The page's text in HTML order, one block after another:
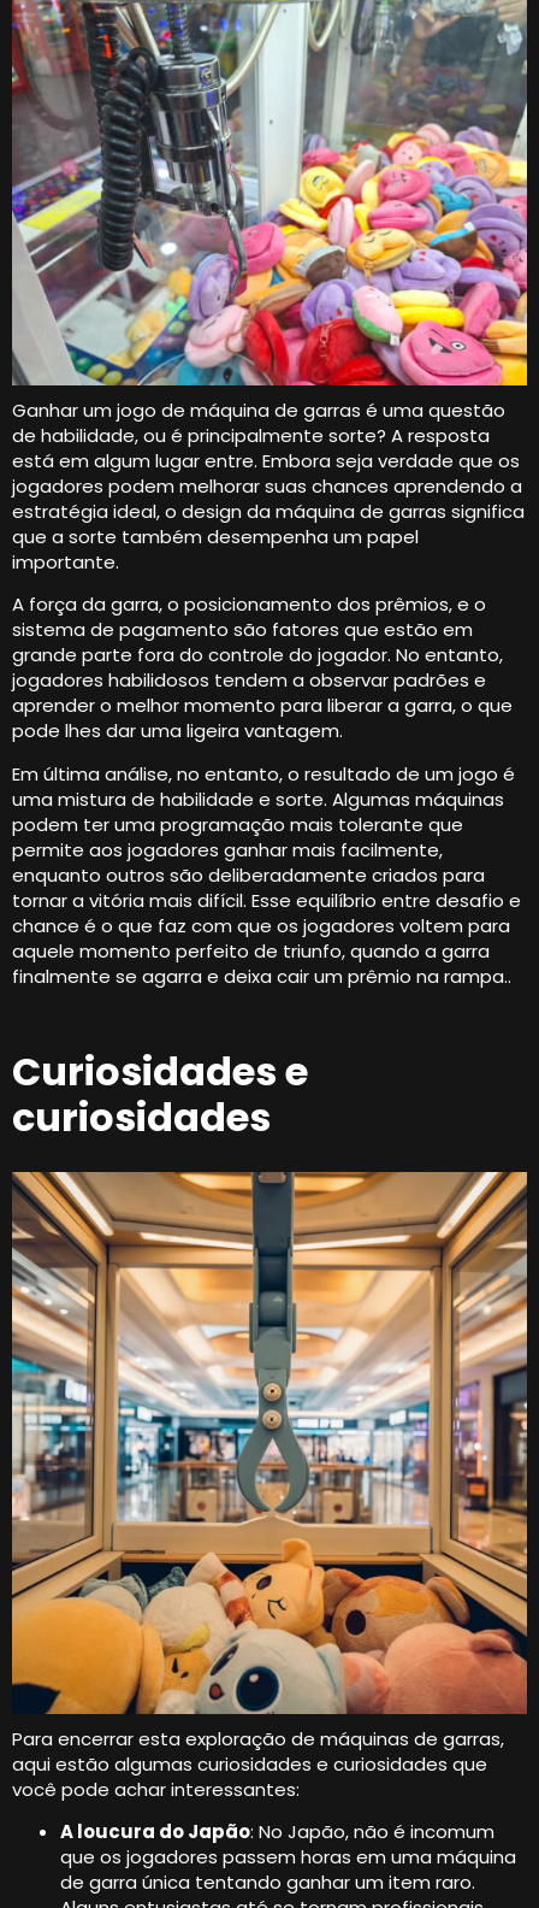
Ganhar um jogo de máquina de garras é uma questão
de habilidade, ou é principalmente sorte? A resposta
está em algum lugar entre. Embora seja verdade que os
jogadores podem melhorar suas chances aprendendo a
estratégia ideal, o design da máquina de garras significa
que a sorte também desempenha um papel
importante.
A força da garra, o posicionamento dos prêmios, e o
sistema de pagamento são fatores que estão em
grande parte fora do controle do jogador. No entanto,
jogadores habilidosos tendem a observar padrões e
aprender o melhor momento para liberar a garra, o que
pode lhes dar uma ligeira vantagem.
Em última análise, no entanto, o resultado de um jogo é
uma mistura de habilidade e sorte. Algumas máquinas
podem ter uma programação mais tolerante que
permite aos jogadores ganhar mais facilmente,
enquanto outros são deliberadamente criados para
tornar a vitória mais difícil. Esse equilíbrio entre desafio e
chance é o que faz com que os jogadores voltem para
aquele momento perfeito de triunfo, quando a garra
finalmente se agarra e deixa cair um prêmio na rampa..
Curiosidades e
curiosidades
Para encerrar esta exploração de máquinas de garras,
aqui estão algumas curiosidades e curiosidades que
você pode achar interessantes:
A loucura do Japão: No Japão, não é incomum
que os jogadores passem horas em uma máquina
de garra única tentando ganhar um item raro.